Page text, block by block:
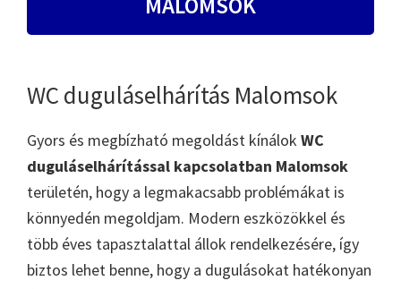
WC duguláselhárítás Malomsok
Gyors és megbízható megoldást kínálok WC
duguláselhárítással kapcsolatban Malomsok
területén, hogy a legmakacsabb problémákat is
könnyedén megoldjam. Modern eszközökkel és
több éves tapasztalattal állok rendelkezésére, így
biztos lehet benne, hogy a dugulásokat hatékonyan